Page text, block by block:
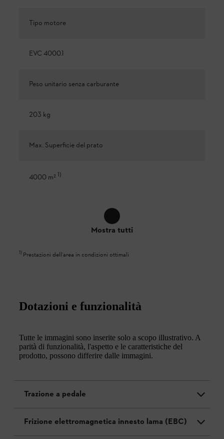
Tipo motore
EVC 4000.1
Peso unitario senza carburante
203 kg
Max. Superficie del prato
4000 m² 1)
Mostra tutti
1) Prestazioni dell'area in condizioni ottimali
Dotazioni e funzionalità
Tutte le immagini sono inserite solo a scopo illustrativo. A
parità di funzionalità, l'aspetto e le caratteristiche del
prodotto, possono differire dalle immagini.
Trazione a pedale
Frizione elettromagnetica innesto lama (EBC)